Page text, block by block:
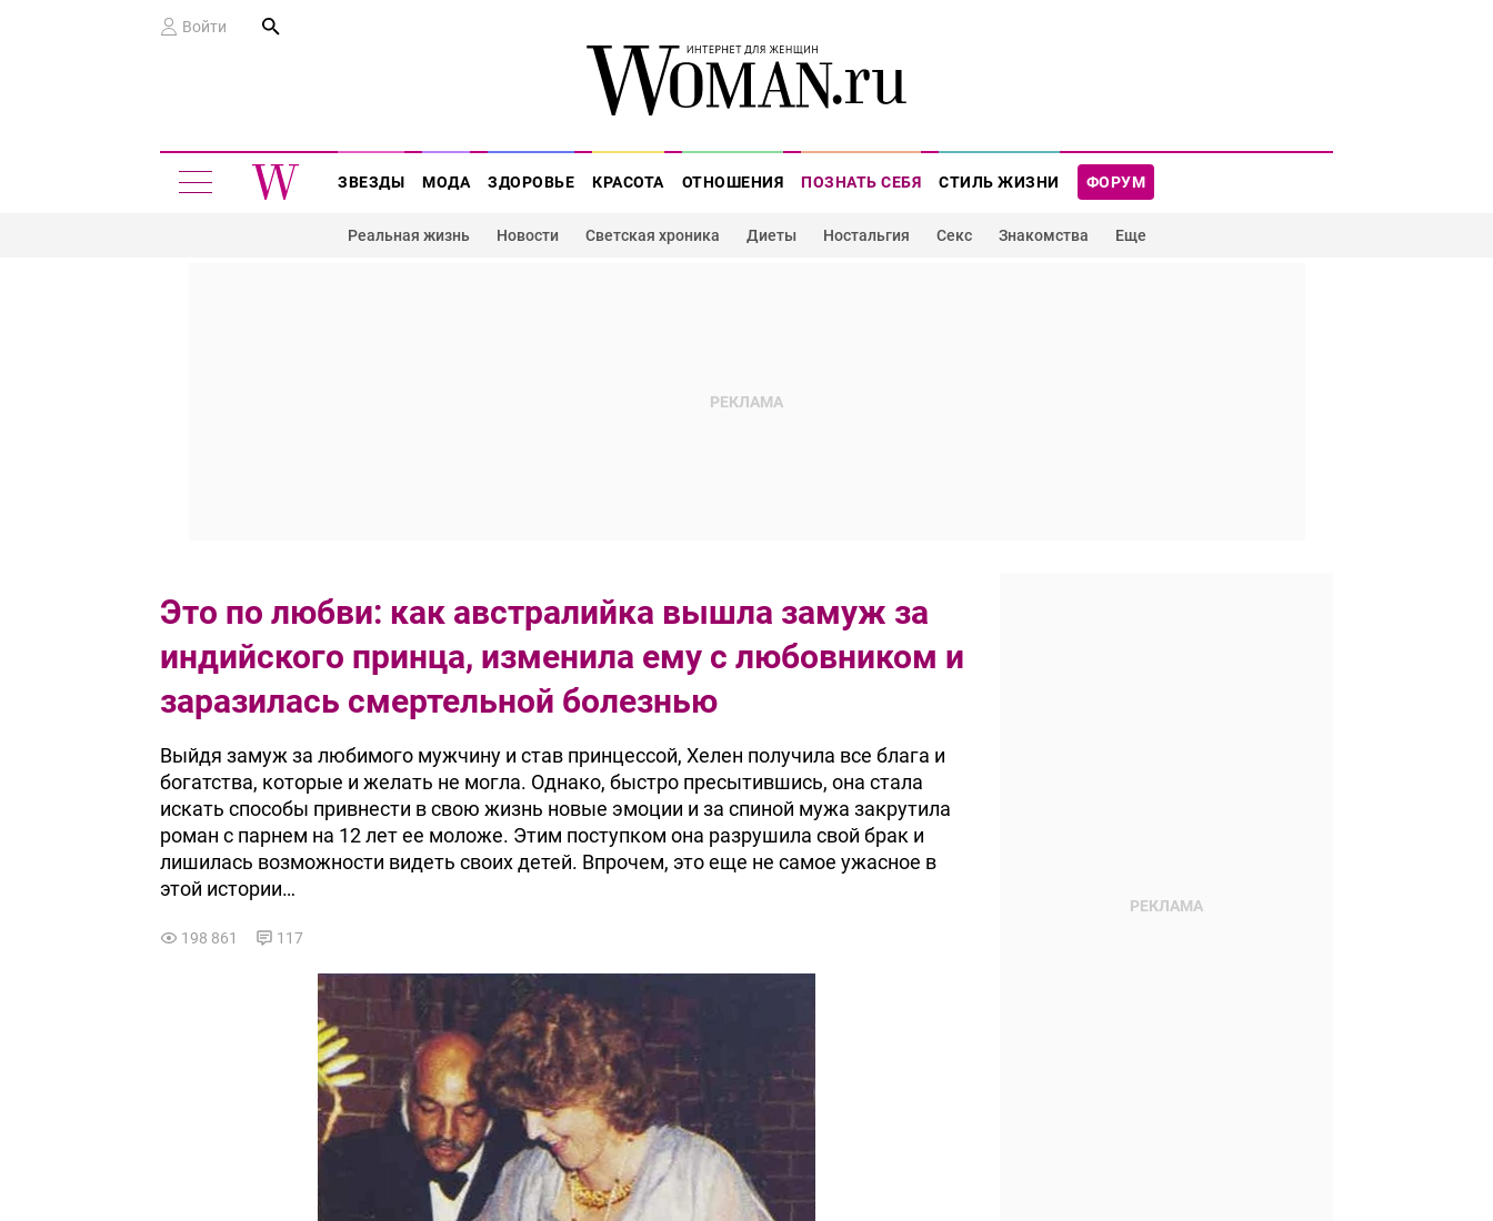
Войти
ФОРУМ
ЗВЕЗДЫ МОДА ЗДОРОВЬЕ КРАСОТА ОТНОШЕНИЯ ПОЗНАТЬ СЕБЯ СТИЛЬ ЖИЗНИ
Реальная жизнь Новости Светская хроника Диеты Ностальгия Секс Знакомства Еще
Это по любви: как австралийка вышла замуж за
индийского принца, изменила ему с любовником и
заразилась смертельной болезнью
Выйдя замуж за любимого мужчину и став принцессой, Хелен получила все блага и
богатства, которые и желать не могла. Однако, быстро пресытившись, она стала
искать способы привнести в свою жизнь новые эмоции и за спиной мужа закрутила
роман с парнем на 12 лет ее моложе. Этим поступком она разрушила свой брак и
лишилась возможности видеть своих детей. Впрочем, это еще не самое ужасное в
этой истории…
198 861 117